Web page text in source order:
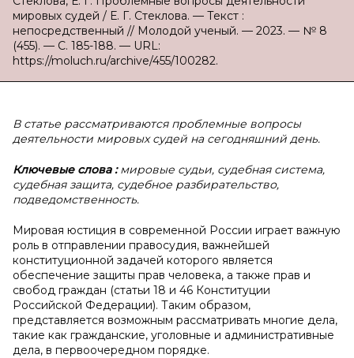
мировых судей / Е. Г. Стеклова. — Текст :
непосредственный // Молодой ученый. — 2023. — № 8
(455). — С. 185-188. — URL:
https://moluch.ru/archive/455/100282.
В статье рассматриваются проблемные вопросы
деятельности мировых судей на сегодняшний день.
Ключевые слова :мировые судьи, судебная система,
судебная защита, судебное разбирательство,
подведомственность.
Мировая юстиция в современной России играет важную
роль в отправлении правосудия, важнейшей
конституционной задачей которого является
обеспечение защиты прав человека, а также прав и
свобод граждан (статьи 18 и 46 Конституции
Российской Федерации). Таким образом,
представляется возможным рассматривать многие дела,
такие как гражданские, уголовные и административные
дела, в первоочередном порядке.